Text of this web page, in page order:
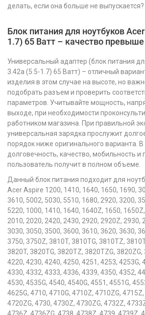
делать, если она больше не выпускается?
Блок питания для ноутбуков
1.7) 65 Ватт – качество превыше
Универсальный адаптер (блок питания
3.42a (5.5-1.7) 65 Ватт) – отличный
изделия в этом случае на высоте, но
подобрать разъем и проверить
параметров. Учитывайте мощность,
выходе, при необходимости
работником магазина. При правильной
универсальная зарядка прослужит
порядок ниже оригинального варианта.
долговечность, качество, мобильность и
пользователь получит в полном объеме.
Данный блок питания подходит для
Acer Aspire 1200, 1410, 1640, 1650, 1690,
3610, 5002, 5030, 5510, 1680, 2920, 3200,
5220, 1000, 1410, 1640, 1640Z, 1650,
2010, 2020, 2420, 2430, 2920, 2920Z, 2930,
3030, 3050, 3500, 3600, 3610, 3620, 3630,
3750, 3750Z, 3810T, 3810TG, 3810TZ,
3820T, 3820TG, 3820TZ, 3820TZG, 3820ZG,
4220, 4230, 4240, 4250, 4251, 4253, 4253G,
4330, 4332, 4333, 4336, 4339, 4350, 4352,
4530, 4535G, 4540, 4540G, 4551, 4551G,
4625G, 4710, 4710G, 4710Z, 4710ZG,
4720ZG, 4730, 4730Z, 4730ZG, 4732Z,